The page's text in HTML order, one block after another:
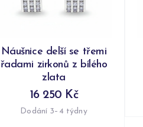
Náušnice delší se třemi
řadami zirkonů z bílého
zlata
16 250 Kč
Dodání 3–4 týdny